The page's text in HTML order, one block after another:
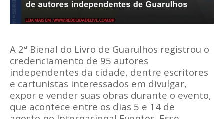
A 2ª Bienal do Livro de Guarulhos registrou o
credenciamento de 95 autores
independentes da cidade, dentre escritores
e cartunistas interessados em divulgar,
expor e vender suas obras durante o evento,
que acontece entre os dias 5 e 14 de